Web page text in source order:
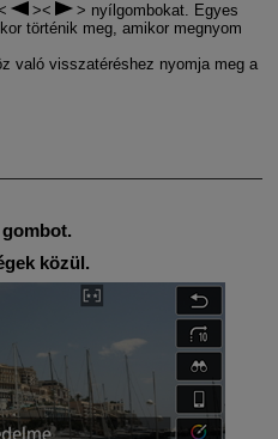
nyílgombokat. Egyes
történik meg, amikor megnyom
való visszatéréshez nyomja meg a
gombot.
közül.